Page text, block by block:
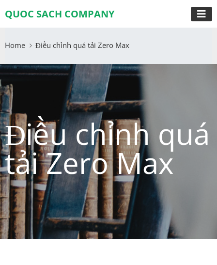
QUOC SACH COMPANY
Home Điều chỉnh quá tải Zero Max
Điều chỉnh quá
tải Zero Max